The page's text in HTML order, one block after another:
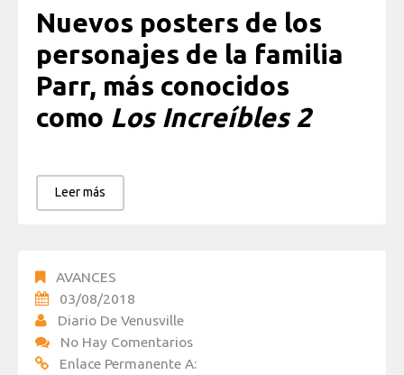
Nuevos posters de los
personajes de la familia
Parr, más conocidos
como Los Increíbles 2
Leer más
AVANCES
03/08/2018
Diario De Venusville
No Hay Comentarios
Enlace Permanente A: